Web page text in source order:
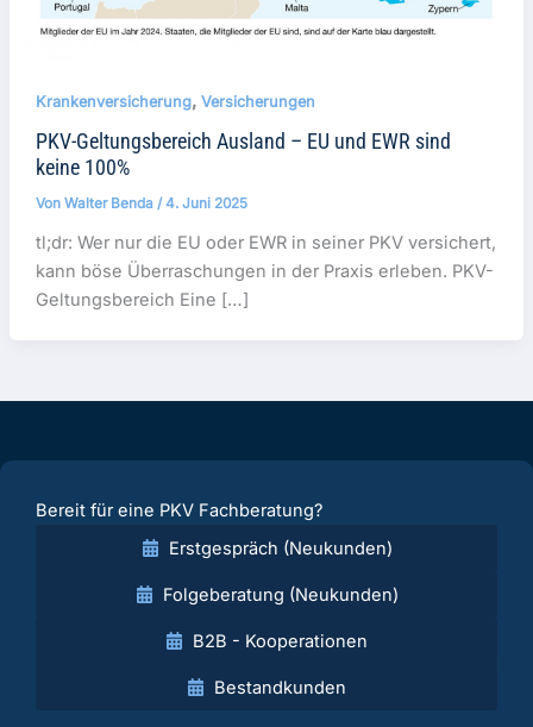
Krankenversicherung, Versicherungen
PKV-Geltungsbereich Ausland – EU und EWR sind
keine 100%
Von Walter Benda /4. Juni 2025
tl;dr: Wer nur die EU oder EWR in seiner PKV versichert,
kann böse Überraschungen in der Praxis erleben. PKV-
Geltungsbereich Eine […]
Bereit für eine PKV Fachberatung?
Erstgespräch (Neukunden)
Folgeberatung (Neukunden)
B2B - Kooperationen
Bestandkunden